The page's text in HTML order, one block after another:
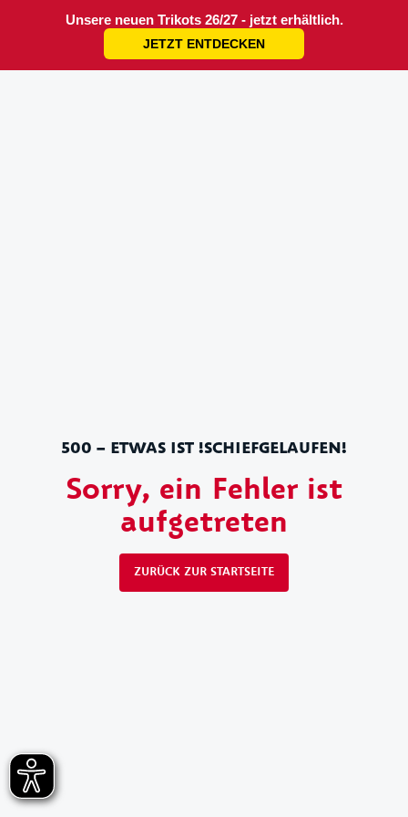
Unsere neuen Trikots 26/27 - jetzt erhältlich.
JETZT ENTDECKEN
500 – ETWAS IST !SCHIEFGELAUFEN!
Sorry, ein Fehler ist
aufgetreten
ZURÜCK ZUR STARTSEITE